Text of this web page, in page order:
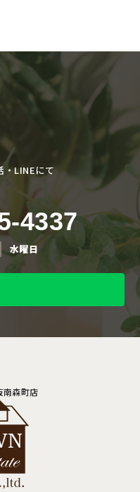
・LINEにて
4337
水曜日
南森町店